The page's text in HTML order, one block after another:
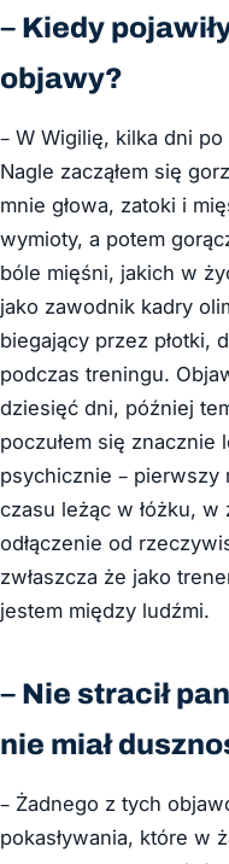
– Kiedy
objawy?
– W Wigilię, kilka dni
Nagle zacząłem się
mnie głowa, zatoki i
wymioty, a potem
bóle mięśni, jakich w
jako zawodnik kadry
biegający przez płotki,
podczas treningu.
dziesięć dni, później
poczułem się znacznie
psychicznie – pierwszy
czasu leżąc w łóżku, w
odłączenie od
zwłaszcza że jako
jestem między ludźmi.
– Nie stracił
nie miał
– Żadnego z tych
pokasływania, które w